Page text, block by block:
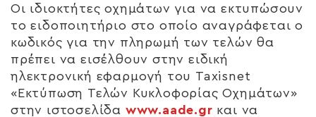
Οι ιδιοκτήτες οχημάτων για να εκτυπώσουν
το ειδοποιητήριο στο οποίο αναγράφεται ο
κωδικός για την πληρωμή των τελών θα
πρέπει να εισέλθουν στην ειδική
ηλεκτρονική εφαρμογή του Taxisnet
«Εκτύπωση Τελών Κυκλοφορίας Οχημάτων»
στην ιστοσελίδα www.aade.gr και να